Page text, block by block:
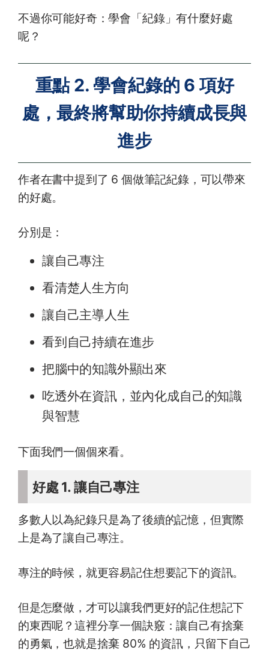
不過你可能好奇：學會「紀錄」有什麼好處
呢？
重點 2. 學會紀錄的 6 項好
處，最終將幫助你持續成長與
進步
作者在書中提到了 6 個做筆記紀錄，可以帶來
的好處。
分別是：
讓自己專注
看清楚人生方向
讓自己主導人生
看到自己持續在進步
把腦中的知識外顯出來
吃透外在資訊，並內化成自己的知識
與智慧
下面我們一個個來看。
好處 1. 讓自己專注
多數人以為紀錄只是為了後續的記憶，但實際
上是為了讓自己專注。
專注的時候，就更容易記住想要記下的資訊。
但是怎麼做，才可以讓我們更好的記住想記下
的東西呢？這裡分享一個訣竅：讓自己有捨棄
的勇氣，也就是捨棄 80% 的資訊，只留下自己